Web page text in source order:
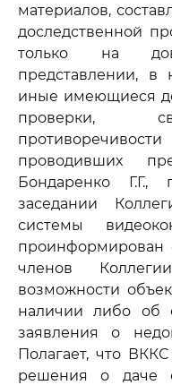
материалов,
доследственной
только на
представлении, в
иные имеющиеся
проверки,
проводивших
Бондаренко
заседании
системы
проинформирован
членов
возможности
наличии либо об
заявления о
Полагает, что
решения о даче